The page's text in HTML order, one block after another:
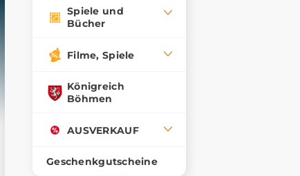
Spiele und
Bücher
Filme, Spiele
Königreich
Böhmen
AUSVERKAUF
Geschenkgutscheine